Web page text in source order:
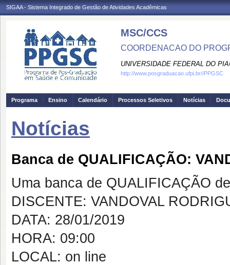
SIGAA - Sistema Integrado de Gestão de Atividades Acadêmicas
MSC/CCS
COORDENACAO DO
UNIVERSIDADE FEDERAL DO
http://www.posgraduacao.ufpi.br//PPGSC
Programa Ensino Calendário Processos Seletivos Notícias
Notícias
Banca de QUALIFICAÇÃO:
Uma banca de QUALIFICAÇÃO
DISCENTE: VANDOVAL
DATA: 28/01/2019
HORA: 09:00
LOCAL: on line